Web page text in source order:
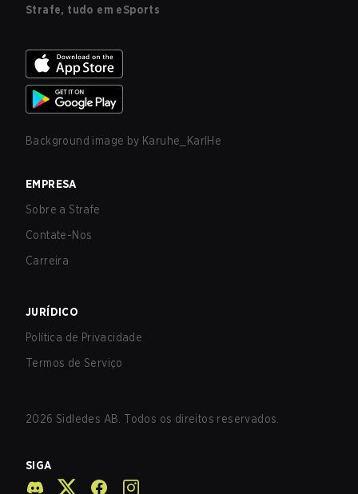
Strafe, tudo em eSports
Background image by Karuhe_KarlHe
EMPRESA
Sobre a Strafe
Contate-Nos
Carreira
JURÍDICO
Política de Privacidade
Termos de Serviço
2026 Sidledes AB. Todos os direitos reservados.
SIGA